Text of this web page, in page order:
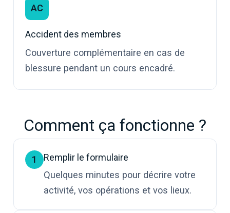
AC
Accident des membres
Couverture complémentaire en cas de
blessure pendant un cours encadré.
Comment ça fonctionne ?
1
Remplir le formulaire
Quelques minutes pour décrire votre
activité, vos opérations et vos lieux.